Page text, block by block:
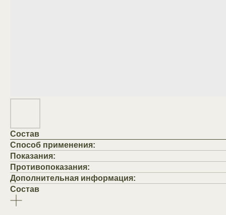
Состав
Способ применения:
Показания:
Противопоказания:
Дополнительная информация:
Состав